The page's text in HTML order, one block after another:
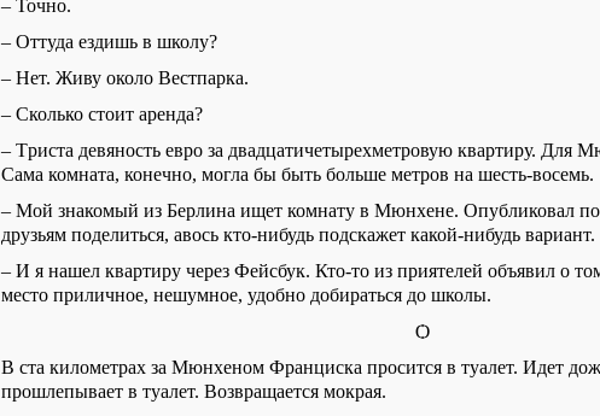
– Точно.
– Оттуда ездишь в школу?
– Нет. Живу около Вестпарка.
– Сколько стоит аренда?
– Триста девяность евро за двадцатичетырехметровую квартиру. Для
Сама комната, конечно, могла бы быть больше метров на шесть-восемь.
– Мой знакомый из Берлина ищет комнату в Мюнхене. Опубликовал
друзьям поделиться, авось кто-нибудь подскажет какой-нибудь вариант.
– И я нашел квартиру через Фейсбук. Кто-то из приятелей объявил о
место приличное, нешумное, удобно добираться до школы.
Ѻ
В ста километрах за Мюнхеном Франциска просится в туалет. Идет
прошлепывает в туалет. Возвращается мокрая.